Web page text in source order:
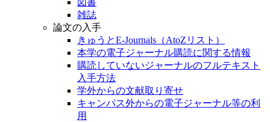
雑誌
論文の入手
きゅうとE-Journals（AtoZリスト）
本学の電子ジャーナル購読に関する情報
購読していないジャーナルのフルテキスト
入手方法
学外からの文献取り寄せ
キャンパス外からの電子ジャーナル等の利
用